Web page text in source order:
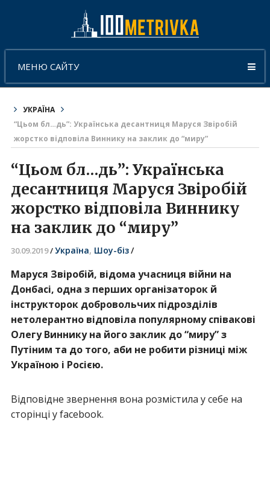
МЕНЮ САЙТУ
УКРАЇНА
“Цьом бл…дь”: Українська десантниця Маруся Звіробій
жорстко відповіла Виннику на заклик до “миру”
“Цьом бл…дь”: Українська
десантниця Маруся Звіробій
жорстко відповіла Виннику
на заклик до “миру”
30.09.2019/Україна, Шоу-біз/
Маруся Звіробій, відома учасниця війни на
Донбасі, одна з перших організаторок й
інструкторок добровольчих підрозділів
нетолерантно відповіла популярному співакові
Олегу Виннику на його заклик до “миру” з
Путіним та до того, аби не робити різниці між
Україною і Росією.
Відповідне звернення вона розмістила у себе на
сторінці у facebook.